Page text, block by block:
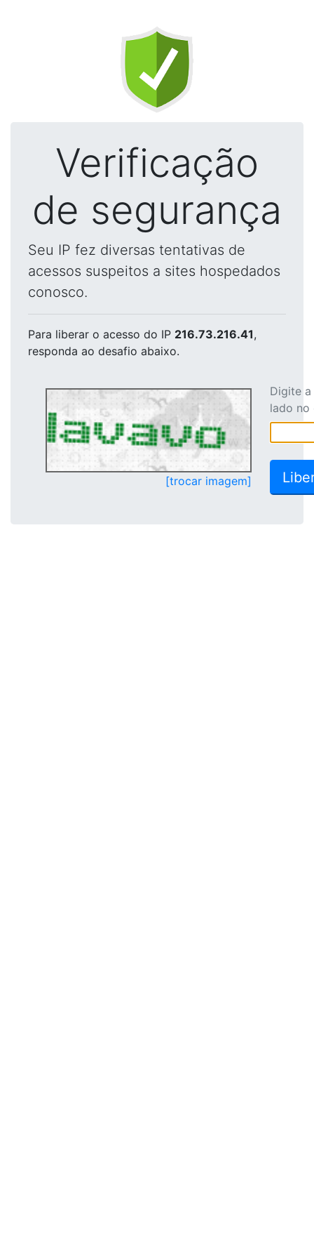
Verificação
de segurança
Seu IP fez diversas tentativas de
acessos suspeitos a sites hospedados
conosco.
Para liberar o acesso do IP 216.73.216.41,
responda ao desafio abaixo.
[trocar imagem]
Digite
lado no